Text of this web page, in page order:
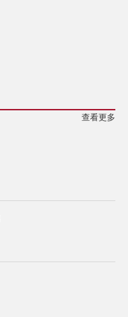
查看更多